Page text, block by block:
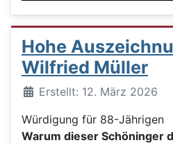
Hohe
Wilfried Müller
DetailsErstellt: 12. März 2026
Würdigung für 88-Jährigen
Warum dieser Schöninger